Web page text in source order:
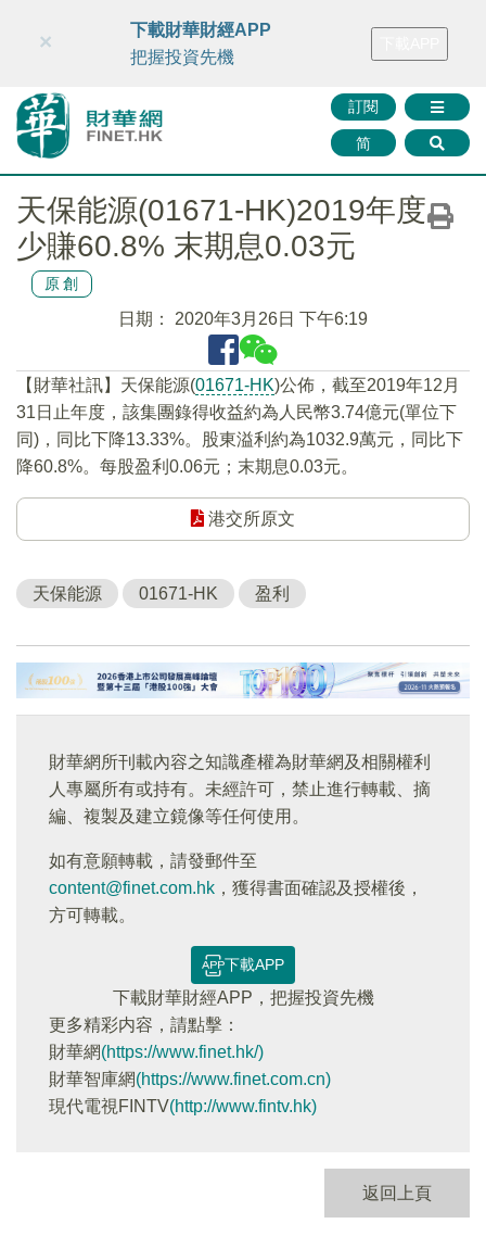
財華智庫網 FINTV FINMETA 財華證券 媒體矩陣
訂閱
简
×
下載財華財經APP
把握投資先機
天保能源(01671-HK)2019年度
少賺60.8% 末期息0.03元
原創
日期： 2020年3月26日 下午6:19
【財華社訊】天保能源(01671-HK)公佈，截至2019年12月
31日止年度，該集團錄得收益約為人民幣3.74億元(單位下
同)，同比下降13.33%。股東溢利約為1032.9萬元，同比下
降60.8%。每股盈利0.06元；末期息0.03元。
港交所原文
天保能源 01671-HK 盈利
財華網所刊載內容之知識產權為財華網及相關權利
人專屬所有或持有。未經許可，禁止進行轉載、摘
編、複製及建立鏡像等任何使用。
如有意願轉載，請發郵件至
content@finet.com.hk ，獲得書面確認及授權後，
方可轉載。
下載APP
下載財華財經APP，把握投資先機
更多精彩内容，請點擊：
財華網(https://www.finet.hk/)
財華智庫網(https://www.finet.com.cn)
現代電視FINTV(http://www.fintv.hk)
返回上頁